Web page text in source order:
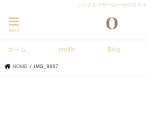
シングルマザーおーせのＤＮＡ
menu
ホーム profile Blog
HOME IMG_9667